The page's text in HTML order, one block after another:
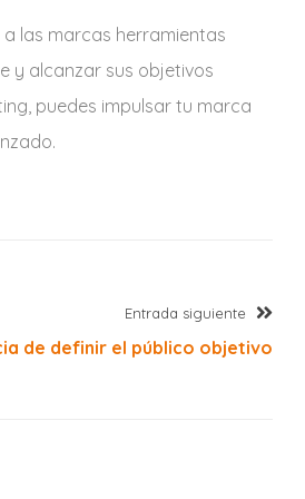
las marcas herramientas
y alcanzar sus objetivos
puedes impulsar tu marca
Entrada siguiente
de definir el público objetivo